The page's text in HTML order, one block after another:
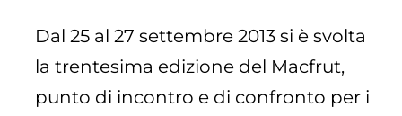
Dal 25 al 27 settembre 2013 si è svolta
la trentesima edizione del Macfrut,
punto di incontro e di confronto per i